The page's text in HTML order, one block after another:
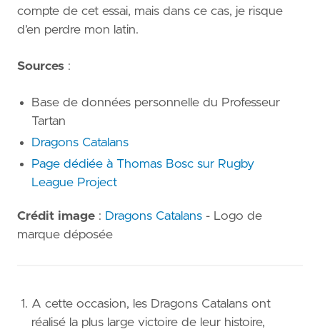
compte de cet essai, mais dans ce cas, je risque
d’en perdre mon latin.
Sources :
Base de données personnelle du Professeur
Tartan
Dragons Catalans
Page dédiée à Thomas Bosc sur Rugby
League Project
Crédit image : Dragons Catalans - Logo de
marque déposée
A cette occasion, les Dragons Catalans ont
réalisé la plus large victoire de leur histoire,